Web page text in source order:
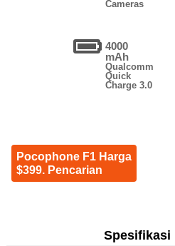
Cameras
4000
mAh
Qualcomm
Quick
Charge 3.0
Pocophone F1 Harga
$399. Pencarian
Spesifikasi